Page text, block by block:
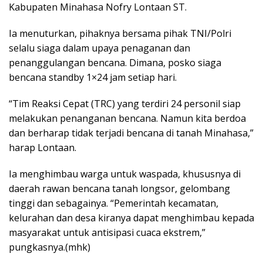
Kabupaten Minahasa Nofry Lontaan ST.
Ia menuturkan, pihaknya bersama pihak TNI/Polri
selalu siaga dalam upaya penaganan dan
penanggulangan bencana. Dimana, posko siaga
bencana standby 1×24 jam setiap hari.
“Tim Reaksi Cepat (TRC) yang terdiri 24 personil siap
melakukan penanganan bencana. Namun kita berdoa
dan berharap tidak terjadi bencana di tanah Minahasa,”
harap Lontaan.
Ia menghimbau warga untuk waspada, khususnya di
daerah rawan bencana tanah longsor, gelombang
tinggi dan sebagainya. “Pemerintah kecamatan,
kelurahan dan desa kiranya dapat menghimbau kepada
masyarakat untuk antisipasi cuaca ekstrem,”
pungkasnya.(mhk)